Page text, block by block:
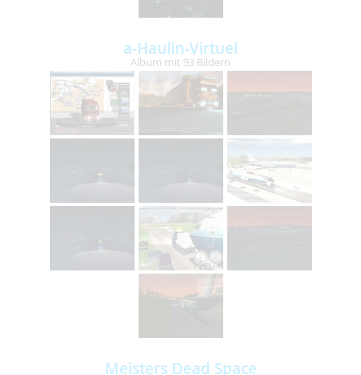
a-Haulin-Virtuel
Album mit 93 Bildern
Meisters Dead Space